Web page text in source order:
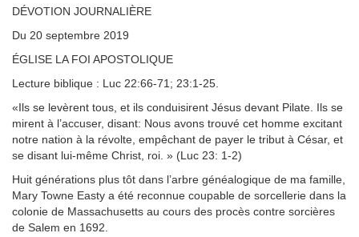
DÉVOTION JOURNALIÈRE
Du 20 septembre 2019
ÉGLISE LA FOI APOSTOLIQUE
Lecture biblique : Luc 22:66-71; 23:1-25.
«Ils se levèrent tous, et ils conduisirent Jésus devant Pilate. Ils se
mirent à l’accuser, disant: Nous avons trouvé cet homme excitant
notre nation à la révolte, empêchant de payer le tribut à César, et
se disant lui-même Christ, roi. » (Luc 23: 1-2)
Huit générations plus tôt dans l’arbre généalogique de ma famille,
Mary Towne Easty a été reconnue coupable de sorcellerie dans la
colonie de Massachusetts au cours des procès contre sorcières
de Salem en 1692.